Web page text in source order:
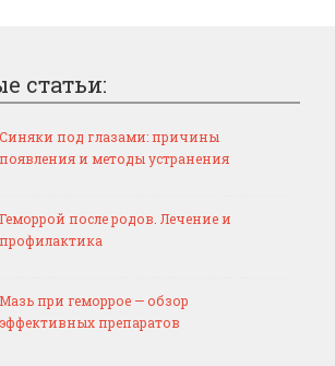
статьи:
Синяки под глазами: причины
появления и методы устранения
Геморрой после родов. Лечение и
профилактика
Мазь при геморрое — обзор
эффективных препаратов